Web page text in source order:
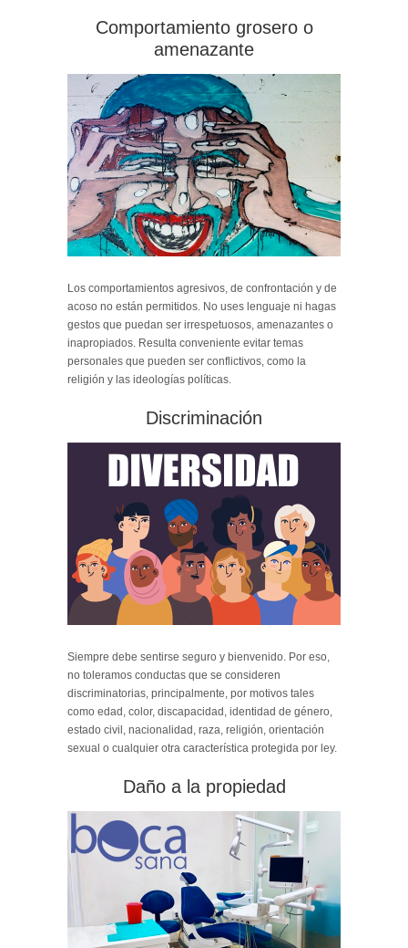
Comportamiento grosero o
amenazante
Los comportamientos agresivos, de confrontación y de
acoso no están permitidos. No uses lenguaje ni hagas
gestos que puedan ser irrespetuosos, amenazantes o
inapropiados. Resulta conveniente evitar temas
personales que pueden ser conflictivos, como la
religión y las ideologías políticas.
Discriminación
Siempre debe sentirse seguro y bienvenido. Por eso,
no toleramos conductas que se consideren
discriminatorias, principalmente, por motivos tales
como edad, color, discapacidad, identidad de género,
estado civil, nacionalidad, raza, religión, orientación
sexual o cualquier otra característica protegida por ley.
Daño a la propiedad